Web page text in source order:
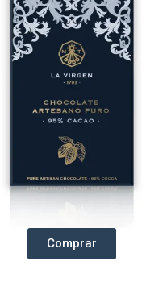
Comprar